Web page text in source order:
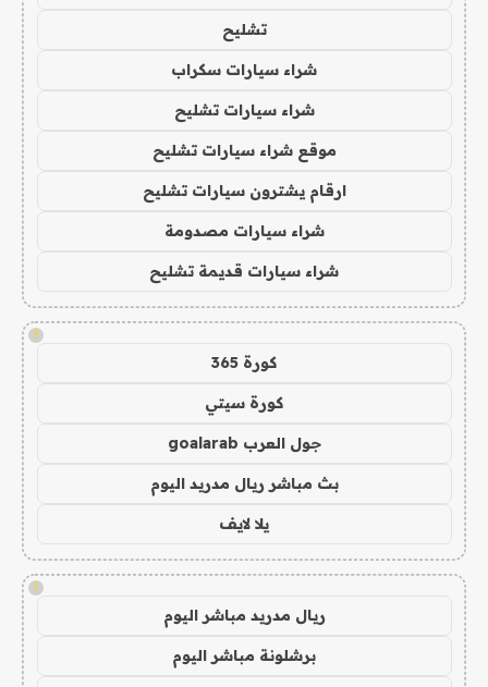
تشليح
شراء سيارات سكراب
شراء سيارات تشليح
موقع شراء سيارات تشليح
ارقام يشترون سيارات تشليح
شراء سيارات مصدومة
شراء سيارات قديمة تشليح
!
كورة 365
كورة سيتي
جول العرب goalarab
بث مباشر ريال مدريد اليوم
يلا لايف
!
ريال مدريد مباشر اليوم
برشلونة مباشر اليوم